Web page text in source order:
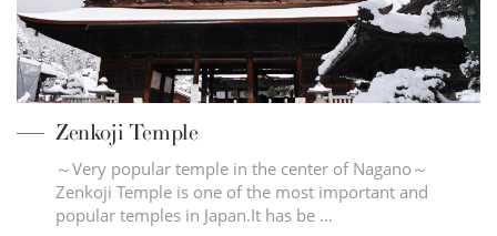
Zenkoji Temple
～Very popular temple in the center of Nagano～
Zenkoji Temple is one of the most important and
popular temples in Japan.It has be …